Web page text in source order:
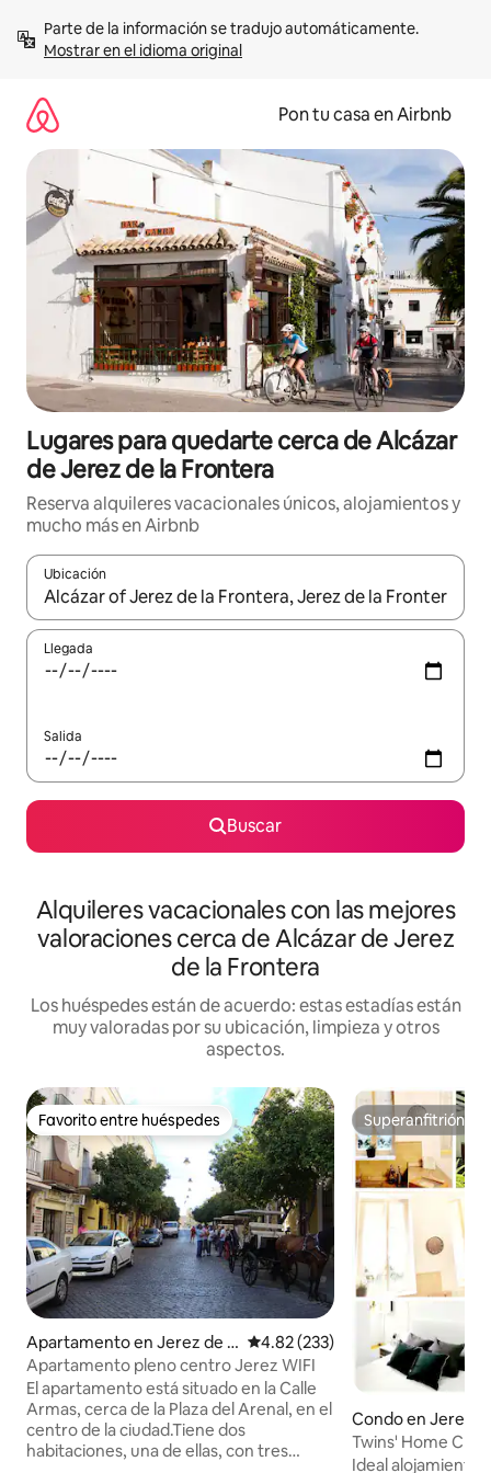
contenidoMostrar en el idioma original
Pon tu casa en Airbnb
Lugares para quedarte cerca de Alcázar
de Jerez de la Frontera
Reserva alquileres vacacionales únicos, alojamientos y
mucho más en Airbnb
Ubicación
Cuando los resultados estén disponibles, navega con las
Llegada
Salida
Buscar
Alquileres vacacionales con las mejores
valoraciones cerca de Alcázar de Jerez
de la Frontera
Los huéspedes están de acuerdo: estas estadías están
muy valoradas por su ubicación, limpieza y otros
aspectos.
Favorito entre huéspedes
Favorito entre huéspedes
Apartamento en Jerez de la
Frontera
Calificación promedio: 4.82 de
4.82 (233)
Apartamento pleno centro Jerez WIFI
El apartamento está situado en la Calle
Armas, cerca de la Plaza del Arenal, en el
centro de la ciudad.Tiene dos
habitaciones, una de ellas, con tres
Superanfitrión
Superanfitrión
Condo en Jerez
era
Twins' Home
Cádiz, wifi
Ideal alojamiento